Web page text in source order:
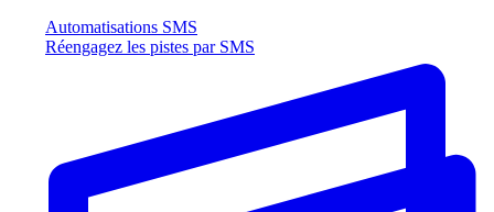
Automatisations SMS
Réengagez les pistes par SMS